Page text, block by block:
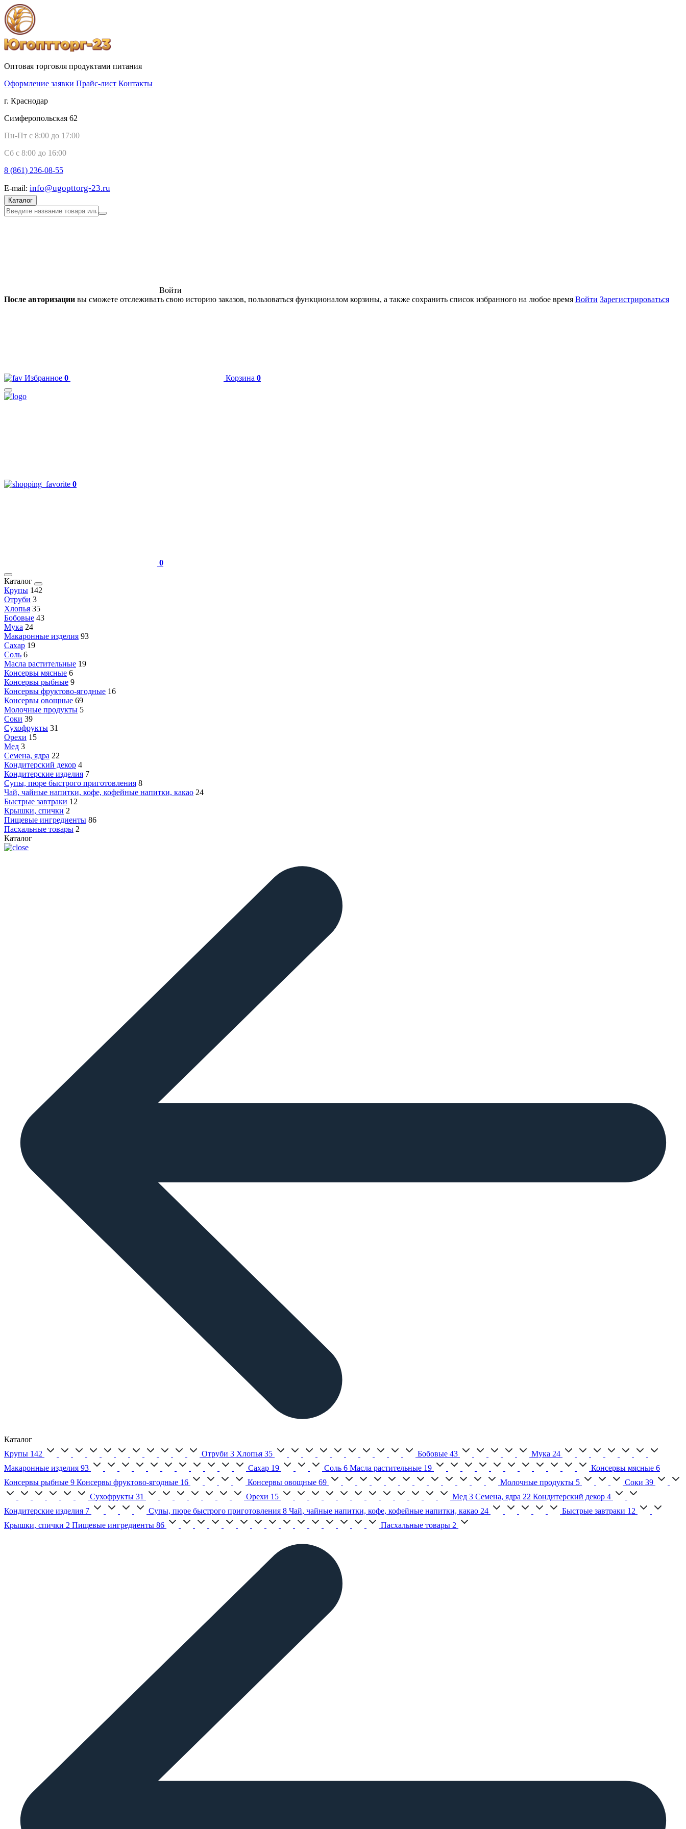
Оптовая торговля продуктами питания
Оформление заявки Прайс-лист Контакты
г. Краснодар
Симферопольская 62
Пн-Пт с 8:00 до 17:00
Сб с 8:00 до 16:00
8 (861) 236-08-55
E-mail: info@ugopttorg-23.ru
Каталог
Войти
После авторизации вы сможете отслеживать свою историю заказов, пользоваться функционалом корзины, а также сохранить список избранного на любое время Войти Зарегистрироваться
Избранное 0 Корзина 0
0
0
Каталог
Крупы 142
Отруби 3
Хлопья 35
Бобовые 43
Мука 24
Макаронные изделия 93
Сахар 19
Соль 6
Масла растительные 19
Консервы мясные 6
Консервы рыбные 9
Консервы фруктово-ягодные 16
Консервы овощные 69
Молочные продукты 5
Соки 39
Сухофрукты 31
Орехи 15
Мед 3
Семена, ядра 22
Кондитерский декор 4
Кондитерские изделия 7
Супы, пюре быстрого приготовления 8
Чай, чайные напитки, кофе, кофейные напитки, какао 24
Быстрые завтраки 12
Крышки, спички 2
Пищевые ингредиенты 86
Пасхальные товары 2
Каталог
Каталог
Крупы 142 Отруби 3 Хлопья 35 Бобовые 43 Мука 24
Макаронные изделия 93 Сахар 19 Соль 6 Масла растительные 19 Консервы мясные 6
Консервы рыбные 9 Консервы фруктово-ягодные 16 Консервы овощные 69 Молочные продукты 5 Соки 39
Сухофрукты 31 Орехи 15 Мед 3 Семена, ядра 22 Кондитерский декор 4
Кондитерские изделия 7 Супы, пюре быстрого приготовления 8 Чай, чайные напитки, кофе, кофейные напитки, какао 24 Быстрые завтраки 12
Крышки, спички 2 Пищевые ингредиенты 86 Пасхальные товары 2